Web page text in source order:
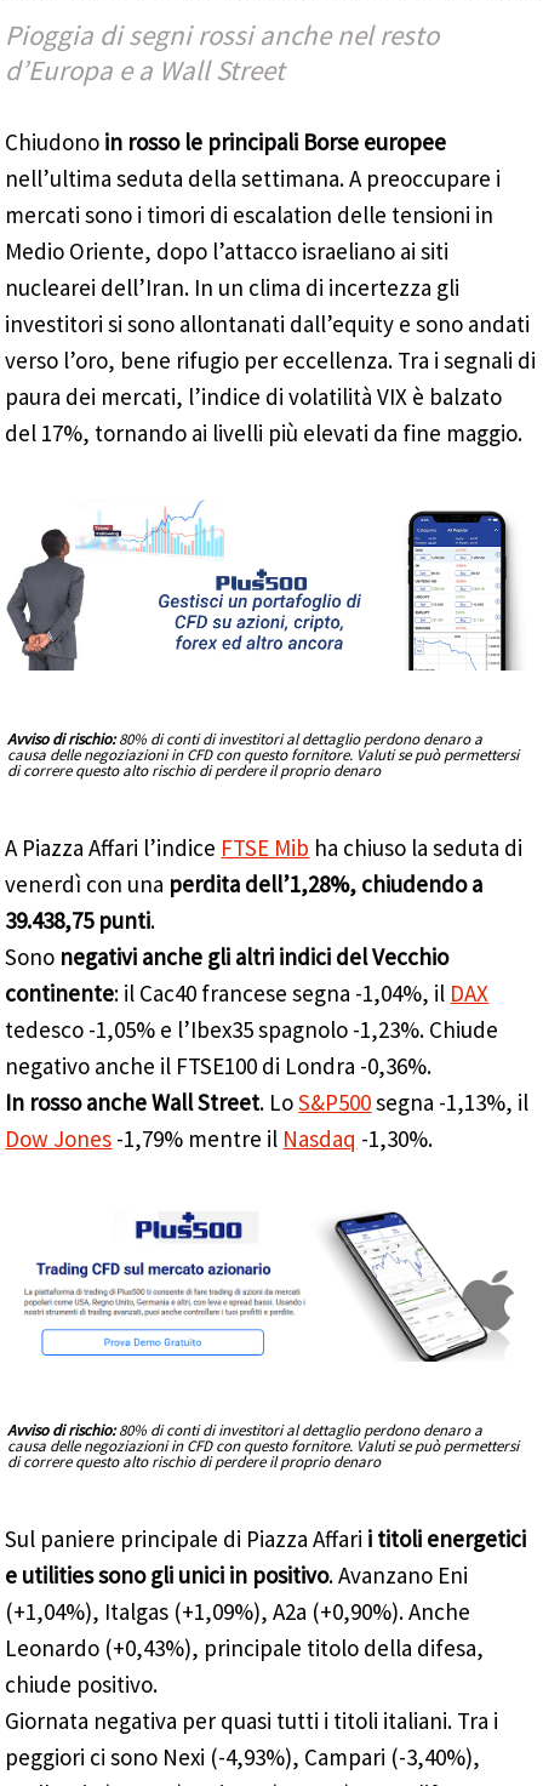
Pioggia di segni rossi anche nel resto
d’Europa e a Wall Street
Chiudono in rosso le principali Borse europee
nell’ultima seduta della settimana. A preoccupare i
mercati sono i timori di escalation delle tensioni in
Medio Oriente, dopo l’attacco israeliano ai siti
nuclearei dell’Iran. In un clima di incertezza gli
investitori si sono allontanati dall’equity e sono andati
verso l’oro, bene rifugio per eccellenza. Tra i segnali di
paura dei mercati, l’indice di volatilità VIX è balzato
del 17%, tornando ai livelli più elevati da fine maggio.
Avviso di rischio:80% di conti di investitori al dettaglio perdono denaro a
causa delle negoziazioni in CFD con questo fornitore. Valuti se può permettersi
di correre questo alto rischio di perdere il proprio denaro
A Piazza Affari l’indice FTSE Mib ha chiuso la seduta di
venerdì con una perdita dell’1,28%, chiudendo a
39.438,75 punti.
Sono negativi anche gli altri indici del Vecchio
continente: il Cac40 francese segna -1,04%, il DAX
tedesco -1,05% e l’Ibex35 spagnolo -1,23%. Chiude
negativo anche il FTSE100 di Londra -0,36%.
In rosso anche Wall Street. LoS&P500segna -1,13%, il
Dow Jones -1,79% mentre il Nasdaq -1,30%.
Avviso di rischio:80% di conti di investitori al dettaglio perdono denaro a
causa delle negoziazioni in CFD con questo fornitore. Valuti se può permettersi
di correre questo alto rischio di perdere il proprio denaro
Sul paniere principale di Piazza Affari i titoli energetici
e utilities sono gli unici in positivo. Avanzano Eni
(+1,04%), Italgas (+1,09%), A2a (+0,90%). Anche
Leonardo (+0,43%), principale titolo della difesa,
chiude positivo.
Giornata negativa per quasi tutti i titoli italiani. Tra i
peggiori ci sono Nexi (-4,93%), Campari (-3,40%),